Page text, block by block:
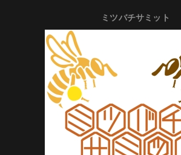
ミツバチサミット